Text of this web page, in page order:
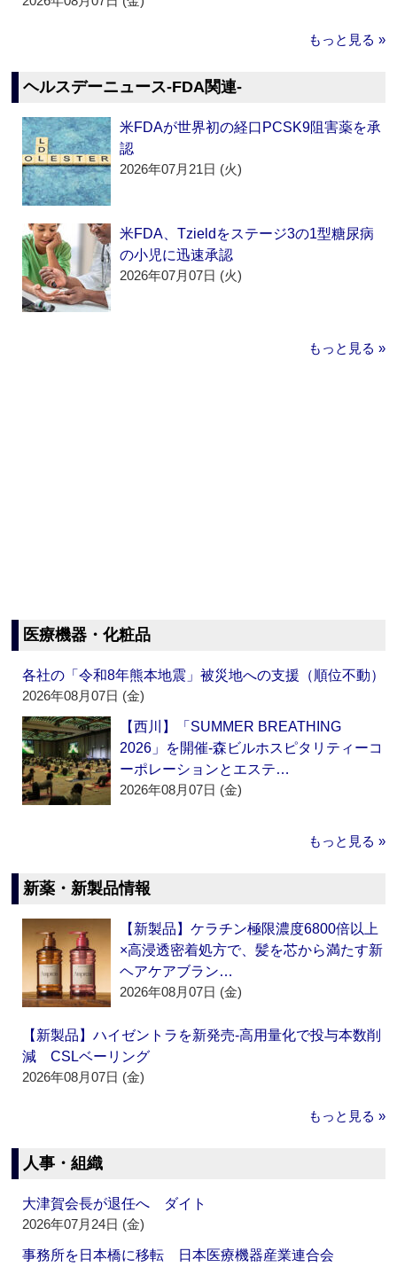
もっと見る »
ヘルスデーニュース‐FDA関連‐
米FDAが世界初の経口PCSK9阻害薬を承
認
2026年07月21日 (火)
米FDA、Tzieldをステージ3の1型糖尿病
の小児に迅速承認
2026年07月07日 (火)
もっと見る »
医療機器・化粧品
各社の「令和8年熊本地震」被災地への支援（順位不動）
2026年08月07日 (金)
【西川】「SUMMER BREATHING
2026」を開催‐森ビルホスピタリティーコ
ーポレーションとエステ…
2026年08月07日 (金)
もっと見る »
新薬・新製品情報
【新製品】ケラチン極限濃度6800倍以上
×高浸透密着処方で、髪を芯から満たす新
ヘアケアブラン…
2026年08月07日 (金)
【新製品】ハイゼントラを新発売‐高用量化で投与本数削
減 CSLベーリング
2026年08月07日 (金)
もっと見る »
人事・組織
大津賀会長が退任へ ダイト
2026年07月24日 (金)
事務所を日本橋に移転 日本医療機器産業連合会